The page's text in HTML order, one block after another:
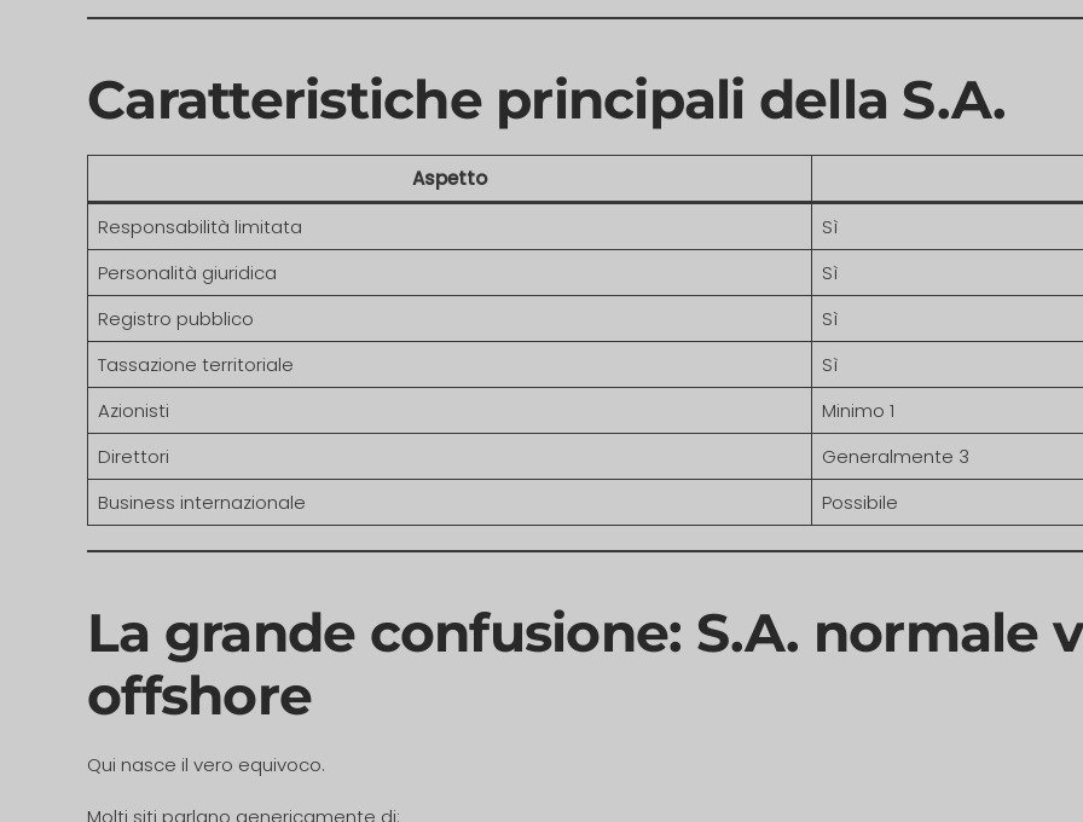
Caratteristiche principali della S.A.
Aspetto
Responsabilità limitata
Sì
Personalità giuridica
Sì
Registro pubblico
Sì
Tassazione territoriale
Sì
Azionisti
Minimo 1
Direttori
Generalmente 3
Business internazionale
Possibile
La grande confusione: S.A. normale
offshore
Qui nasce il vero equivoco.